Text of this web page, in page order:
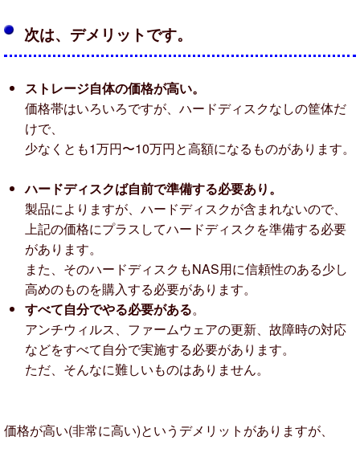
次は、デメリットです。
ストレージ自体の価格が高い。
価格帯はいろいろですが、ハードディスクなしの筐体だ
けで、
少なくとも1万円〜10万円と高額になるものがあります。
ハードディスクば自前で準備する必要あり。
製品によりますが、ハードディスクが含まれないので、
上記の価格にプラスしてハードディスクを準備する必要
があります。
また、そのハードディスクもNAS用に信頼性のある少し
高めのものを購入する必要があります。
すべて自分でやる必要がある。
アンチウィルス、ファームウェアの更新、故障時の対応
などをすべて自分で実施する必要があります。
ただ、そんなに難しいものはありません。
価格が高い(非常に高い)というデメリットがありますが、